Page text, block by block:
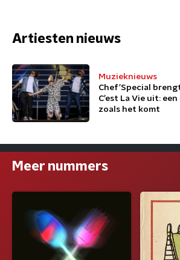
Artiesten nieuws
Muzieknieuws
Chef’Special
C’est La Vie uit:
zoals het komt
Meer nummers